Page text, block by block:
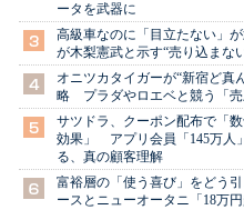
ータを武器に
高級車なのに「目立たない」
が木梨憲武と示す“売り込まな
オニツカタイガーが“新宿ど真
略 プラダやロエベと競う「売
サツドラ、クーポン配布で「
効果」 アプリ会員「145万人
る、真の顧客理解
富裕層の「使う喜び」をどう
ースとニューオータニ「18万